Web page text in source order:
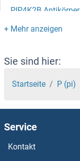
PIP4K2B Antikörper
PIP4K2A Antikörper
PIP Antikörper
PINX1 Antikörper
PINP Antikörper
PINK1 Antikörper
Sie sind hier:
Startseite P (pi)
Service
Kontakt